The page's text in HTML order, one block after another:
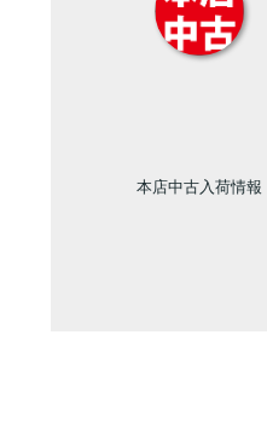
本店中古入荷情報